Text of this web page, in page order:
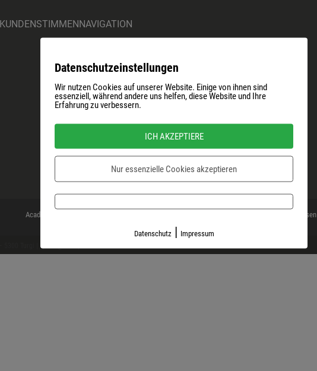
KUNDENSTIMMENNAVIGATION
Kontaktformular
AGB
Impressum
Passwort vergessen
Login
Academy Passwort vergessen
Turgi | sprich@soulspeeches.com
Datenschutzeinstellungen
Wir nutzen Cookies auf unserer Website. Einige von ihnen sind
essenziell, während andere uns helfen, diese Website und Ihre
Erfahrung zu verbessern.
ICH AKZEPTIERE
Nur essenzielle Cookies akzeptieren
Datenschutz | Impressum